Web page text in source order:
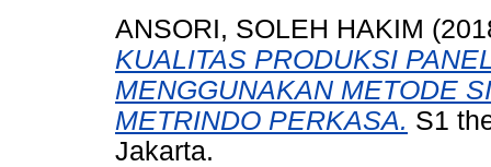
ANSORI, SOLEH HAKIM
KUALITAS PRODUKSI
MENGGUNAKAN METODE
METRINDO PERKASA. S1
Jakarta.